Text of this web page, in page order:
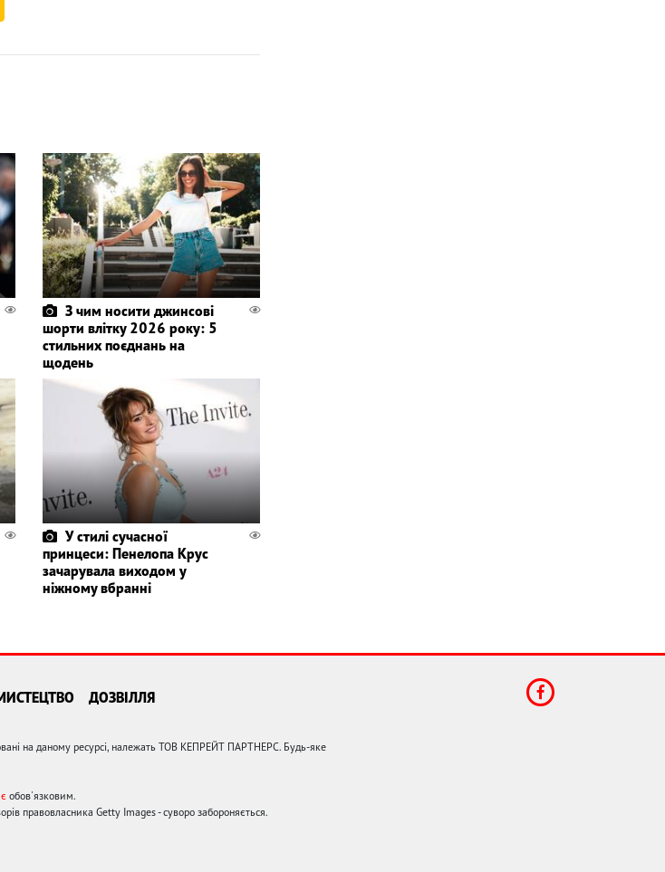
З чим носити джинсові
шорти влітку 2026 року: 5
стильних поєднань на
щодень
У стилі сучасної
принцеси: Пенелопа Крус
зачарувала виходом у
ніжному вбранні
ДОЗВІЛЛЯ
на даному ресурсі, належать ТОВ КЕПРЕЙТ ПАРТНЕРС. Будь-яке
обов'язковим.
правовласника Getty Images - суворо забороняється.